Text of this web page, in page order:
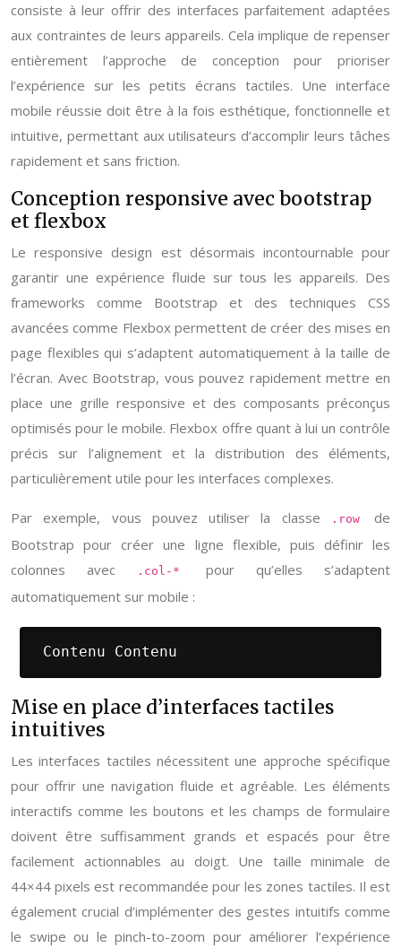
consiste à leur offrir des interfaces parfaitement adaptées
aux contraintes de leurs appareils. Cela implique de repenser
entièrement l’approche de conception pour prioriser
l’expérience sur les petits écrans tactiles. Une interface
mobile réussie doit être à la fois esthétique, fonctionnelle et
intuitive, permettant aux utilisateurs d’accomplir leurs tâches
rapidement et sans friction.
Conception responsive avec bootstrap
et flexbox
Le responsive design est désormais incontournable pour
garantir une expérience fluide sur tous les appareils. Des
frameworks comme Bootstrap et des techniques CSS
avancées comme Flexbox permettent de créer des mises en
page flexibles qui s’adaptent automatiquement à la taille de
l’écran. Avec Bootstrap, vous pouvez rapidement mettre en
place une grille responsive et des composants préconçus
optimisés pour le mobile. Flexbox offre quant à lui un contrôle
précis sur l’alignement et la distribution des éléments,
particulièrement utile pour les interfaces complexes.
Par exemple, vous pouvez utiliser la classe .row de
Bootstrap pour créer une ligne flexible, puis définir les
colonnes avec
.col-* pour qu’elles s’adaptent
automatiquement sur mobile :
Contenu Contenu
Mise en place d’interfaces tactiles
intuitives
Les interfaces tactiles nécessitent une approche spécifique
pour offrir une navigation fluide et agréable. Les éléments
interactifs comme les boutons et les champs de formulaire
doivent être suffisamment grands et espacés pour être
facilement actionnables au doigt. Une taille minimale de
44×44 pixels est recommandée pour les zones tactiles. Il est
également crucial d’implémenter des gestes intuitifs comme
le swipe ou le pinch-to-zoom pour améliorer l’expérience